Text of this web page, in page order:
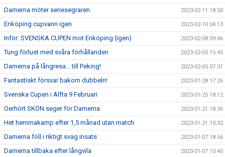
Damerna möter seriesegraren 2023-02-11 18:50
Enköping cupvann igen 2023-02-10 04:13
Inför: SVENSKA CUPEN mot Enköping (igen) 2023-02-08 09:46
Tung förlust med svåra förhållanden 2023-02-05 15:45
Damerna på långresa... till Peking! 2023-02-05 07:31
Fantastiskt försvar bakom dubbeln! 2023-01-28 17:26
Svenska Cupen i Alfta 9 Februari 2023-01-25 18:12
Oerhört SKÖN seger för Damerna 2023-01-21 18:36
Het hemmakamp efter 1,5 månad utan match 2023-01-21 10:32
Damerna föll i riktigt svag insats 2023-01-07 18:56
Damerna tillbaka efter långvila 2023-01-07 10:40